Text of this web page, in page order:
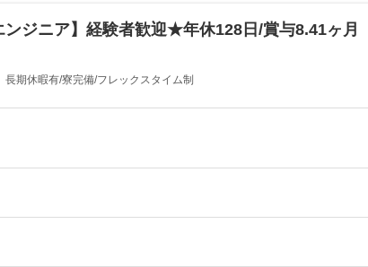
ンジニア】経験者歓迎★年休128日/賞与8.41ヶ月
長期休暇有/寮完備/フレックスタイム制